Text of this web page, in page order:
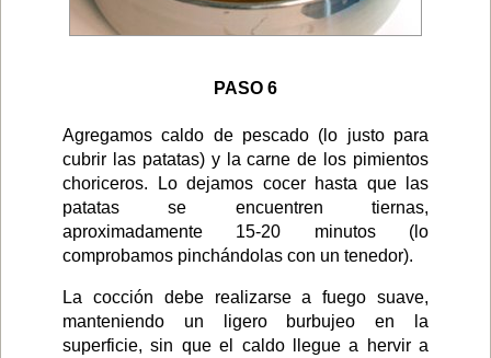
PASO 6
Agregamos caldo de pescado (lo justo para
cubrir las patatas) y la carne de los pimientos
choriceros. Lo dejamos cocer hasta que las
patatas se encuentren tiernas,
aproximadamente 15-20 minutos (lo
comprobamos pinchándolas con un tenedor).
La cocción debe realizarse a fuego suave,
manteniendo un ligero burbujeo en la
superficie, sin que el caldo llegue a hervir a